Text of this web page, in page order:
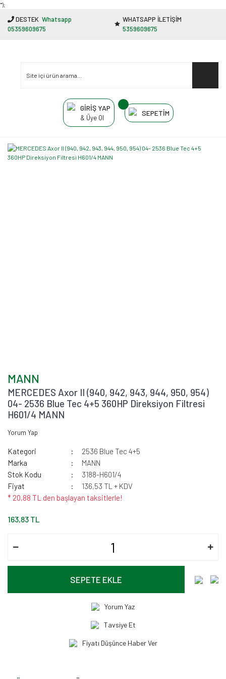
"');
DESTEK Whatsapp
05359609675
WHATSAPP İLETİŞİM
5359609675
GİRİŞ YAP
& Üye Ol
SEPETİM
MANN
MERCEDES Axor II (940, 942, 943, 944, 950, 954)
04- 2536 Blue Tec 4+5 360HP Direksiyon Filtresi
H601/4 MANN
Yorum Yap
Kategori
2536 Blue Tec 4+5
Marka
MANN
Stok Kodu
3188-H601/4
Fiyat
136,53 TL + KDV
* 20,88 TL den başlayan taksitlerle!
163,83 TL
SEPETE EKLE
Yorum Yaz
Tavsiye Et
Fiyatı Düşünce Haber Ver